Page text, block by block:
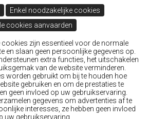
- GDPR
ENKEL deze officiële link
Link
Travel Authorisation): ask
Enkel noodzakelijke cookies
cookies aanvaarden
zijn essentieel voor de normale
en slaan geen persoonlijke gegevens op.
extra functies, het uitschakelen
van de website verminderen.
worden gebruikt om bij te houden hoe
gebruiken en om de prestaties te
geen invloed op uw gebruikservaring.
gegevens om advertenties af te
interesses, ze hebben geen invloed
uw gebruikservaring.
Wings 'n Wheels
& development byServico